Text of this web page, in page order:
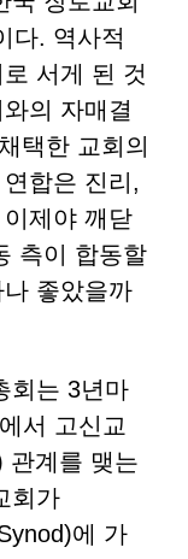
다. 역사적
서게 된 것
의 자매결
택한 교회의
합은 진리,
제야 깨닫
측이 합동할
좋았을까
회는 3년마
서 고신교
관계를 맺는
회가
에 가